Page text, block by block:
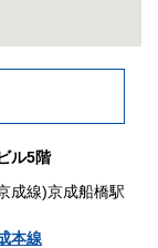
ル5階
成線)京成船橋駅
本線